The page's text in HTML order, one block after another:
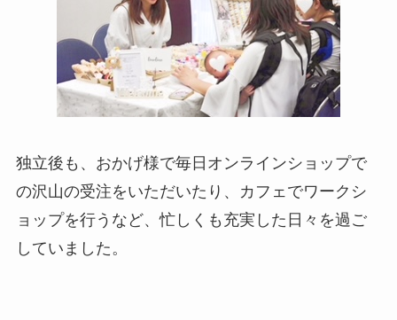
独立後も、おかげ様で毎日オンラインショップで
の沢山の受注をいただいたり、カフェでワークシ
ョップを行うなど、忙しくも充実した日々を過ご
していました。